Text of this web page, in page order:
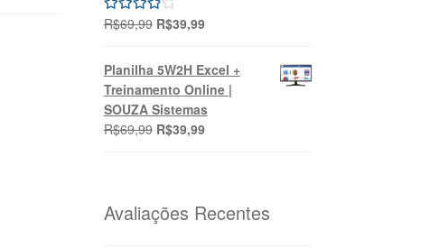
Avaliação
R$69,99 O
original
era:
R$69,99.
R$39,99O
atual
é:
R$39,99.
Planilha 5W2H Excel +
Treinamento Online |
SOUZA Sistemas
R$69,99 O
R$69,99.
R$39,99O
R$39,99.
Avaliações Recentes